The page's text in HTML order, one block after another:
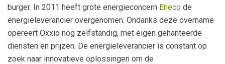
burger. In 2011 heeft grote energieconcern Eneco de
energieleverancier overgenomen. Ondanks deze overname
opereert Oxxio nog zelfstandig, met eigen gehanteerde
diensten en prijzen. De energieleverancier is constant op
zoek naar innovatieve oplossingen om de